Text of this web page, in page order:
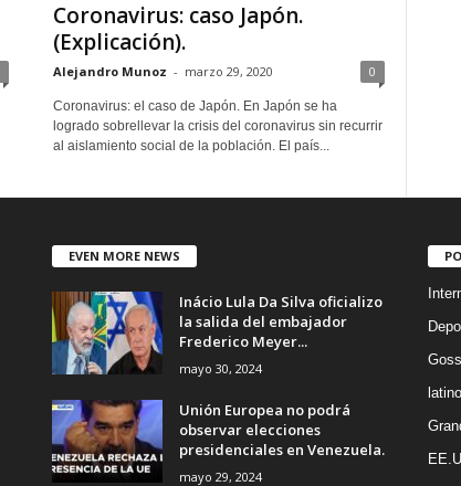
Coronavirus: caso Japón.
(Explicación).
Alejandro Munoz - marzo 29, 2020 0
Coronavirus: el caso de Japón. En Japón se ha
logrado sobrellevar la crisis del coronavirus sin recurrir
al aislamiento social de la población. El país...
EVEN MORE NEWS
Inácio Lula Da Silva oficializo
la salida del embajador
Frederico Meyer...
mayo 30, 2024
Unión Europea no podrá
observar elecciones
presidenciales en Venezuela.
mayo 29, 2024